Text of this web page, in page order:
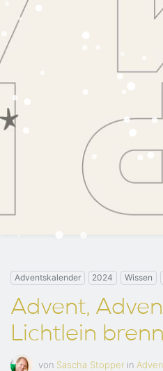
Adventskalender 2024 Wissen
Advent,
Lichtlein
von Sascha Stopper in